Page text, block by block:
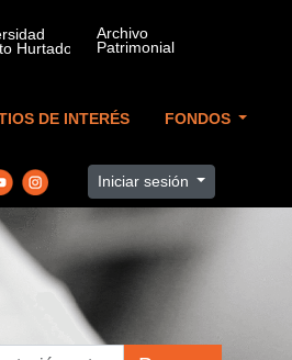
DE INTERÉS FONDOS
Iniciar sesión